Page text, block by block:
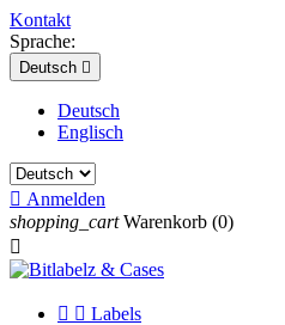
Kontakt
Sprache:
Deutsch 
Deutsch
Englisch
 Anmelden
shopping_cart Warenkorb (0)

  Labels